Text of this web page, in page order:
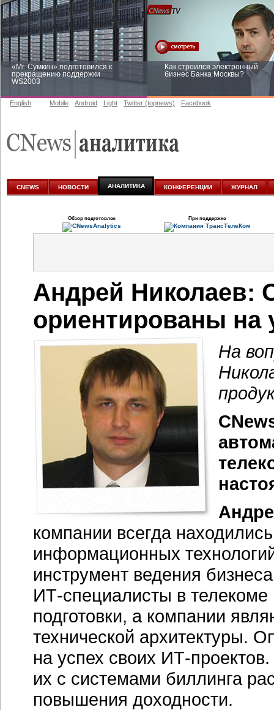
«Mr. Сумкин» подготовился к
прекращению поддержки
WS2003
Как строился электронный
бизнес Банка Москвы?
аналитике
English Mobile Android Light Twitter (topnews) Facebook
CNEWS НОВОСТИ АНАЛИТИКА КОНФЕРЕНЦИИ ЖУРНАЛ
Обзор подготовлен При поддержке
Андрей Николаев:
ориентированы на
На
компании всегда
информационных
инструмент ведения
ИТ-специалисты в
подготовки, а компании
технической архитектуры.
на успех своих ИТ-проектов
их с системами биллинга
повышения доходности.